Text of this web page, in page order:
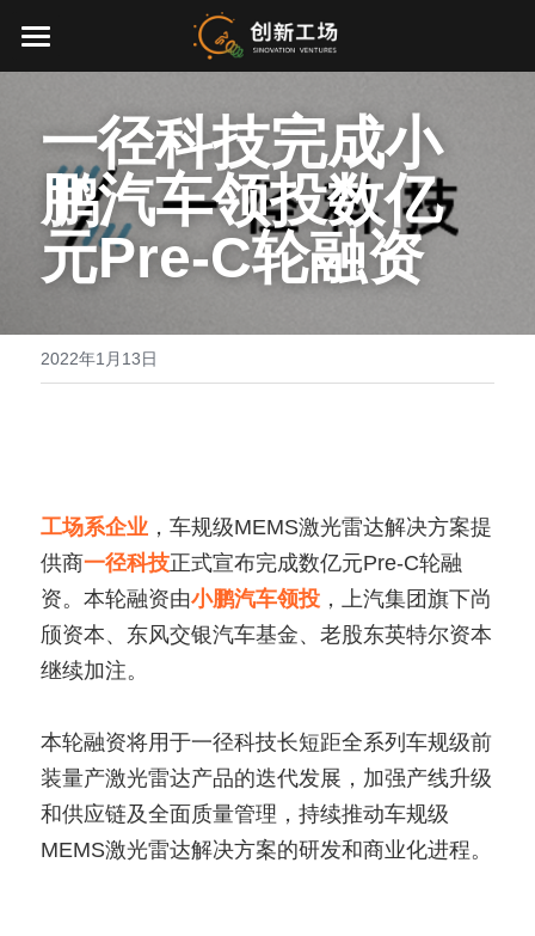
投资业务
最新动态
关于我们
创业服务
加入我们
EN
一径科技完成小
鹏汽车领投数亿
元Pre-C轮融资
2022年1月13日
工场系企业 ，车规级MEMS激光雷达解决方案提
供商一径科技正式宣布完成数亿元Pre-C轮融
资。本轮融资由小鹏汽车领投 ，上汽集团旗下尚
颀资本、东风交银汽车基金、老股东英特尔资本
继续加注。
本轮融资将用于一径科技长短距全系列车规级前
装量产激光雷达产品的迭代发展，加强产线升级
和供应链及全面质量管理，持续推动车规级
MEMS激光雷达解决方案的研发和商业化进程。